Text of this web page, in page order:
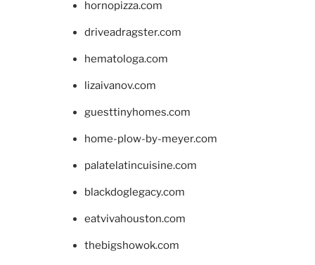
hornopizza.com
driveadragster.com
hematologa.com
lizaivanov.com
guesttinyhomes.com
home-plow-by-meyer.com
palatelatincuisine.com
blackdoglegacy.com
eatvivahouston.com
thebigshowok.com